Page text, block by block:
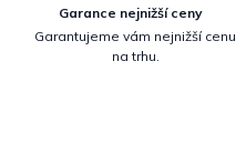
Garance nejnižší ceny
Garantujeme vám nejnižší cenu
na trhu.